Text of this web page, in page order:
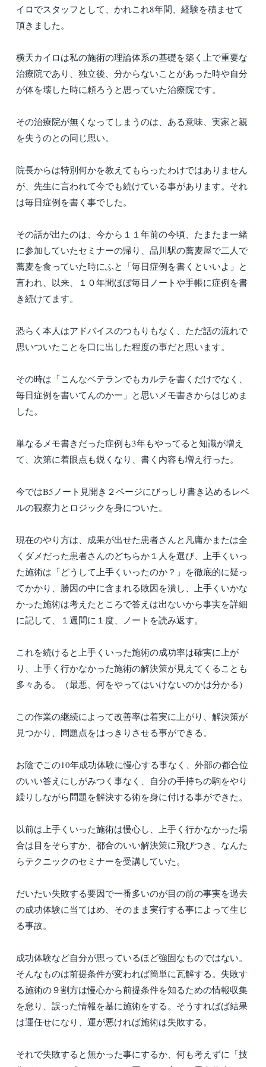
イロでスタッフとして、かれこれ8年間、経験を積ませて
頂きました。
横天カイロは私の施術の理論体系の基礎を築く上で重要な
治療院であり、独立後、分からないことがあった時や自分
が体を壊した時に頼ろうと思っていた治療院です。
その治療院が無くなってしまうのは、ある意味、実家と親
を失うのとの同じ思い。
院長からは特別何かを教えてもらったわけではありません
が、先生に言われて今でも続けている事があります。それ
は毎日症例を書く事でした。
その話が出たのは、今から１１年前の今頃、たまたま一緒
に参加していたセミナーの帰り、品川駅の蕎麦屋で二人で
蕎麦を食っていた時にふと「毎日症例を書くといいよ」と
言われ、以来、１０年間ほぼ毎日ノートや手帳に症例を書
き続けてます。
恐らく本人はアドバイスのつもりもなく、ただ話の流れで
思いついたことを口に出した程度の事だと思います。
その時は「こんなベテランでもカルテを書くだけでなく、
毎日症例を書いてんのかー」と思いメモ書きからはじめま
した。
単なるメモ書きだった症例も3年もやってると知識が増え
て、次第に着眼点も鋭くなり、書く内容も増え行った。
今ではB5ノート見開き２ページにびっしり書き込めるレベ
ルの観察力とロジックを身についた。
現在のやり方は、成果が出せた患者さんと凡庸かまたは全
くダメだった患者さんのどちらか１人を選び、上手くいっ
た施術は「どうして上手くいったのか？」を徹底的に疑っ
てかかり、勝因の中に含まれる敗因を潰し、上手くいかな
かった施術は考えたところで答えは出ないから事実を詳細
に記して、１週間に１度、ノートを読み返す。
これを続けると上手くいった施術の成功率は確実に上が
り、上手く行かなかった施術の解決策が見えてくることも
多々ある。（最悪、何をやってはいけないのかは分かる）
この作業の継続によって改善率は着実に上がり、解決策が
見つかり、問題点をはっきりさせる事ができる。
お陰でこの10年成功体験に慢心する事なく、外部の都合位
のいい答えにしがみつく事なく、自分の手持ちの駒をやり
繰りしながら問題を解決する術を身に付ける事ができた。
以前は上手くいった施術は慢心し、上手く行かなかった場
合は目をそらすか、都合のいい解決策に飛びつき、なんた
らテクニックのセミナーを受講していた。
だいたい失敗する要因で一番多いのが目の前の事実を過去
の成功体験に当てはめ、そのまま実行する事によって生じ
る事故。
成功体験など自分が思っているほど強固なものではない。
そんなものは前提条件が変われば簡単に瓦解する。失敗す
る施術の９割方は慢心から前提条件を知るための情報収集
を怠り、誤った情報を基に施術をする。そうすればば結果
は運任せになり、運が悪ければ施術は失敗する。
それで失敗すると無かった事にするか、何も考えずに「技